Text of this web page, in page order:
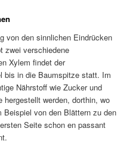
von den sinnlichen Eindrücken
zwei verschiedene
Xylem findet der
bis in die Baumspitze statt. Im
Nährstoff wie Zucker und
werden, dorthin, wo
von den Blättern zu den
Seite schon en passant